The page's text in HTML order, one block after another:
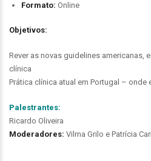
Formato: Online
Objetivos:
Rever as novas guidelines americanas,
clínica
Prática clínica atual em Portugal – onde
Palestrantes:
Ricardo Oliveira
Moderadores: Vilma Grilo e Patrícia